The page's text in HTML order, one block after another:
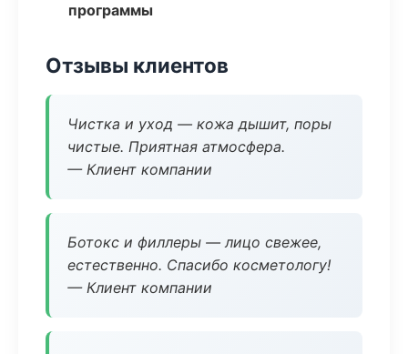
программы
Отзывы клиентов
Чистка и уход — кожа дышит, поры
чистые. Приятная атмосфера.
— Клиент компании
Ботокс и филлеры — лицо свежее,
естественно. Спасибо косметологу!
— Клиент компании